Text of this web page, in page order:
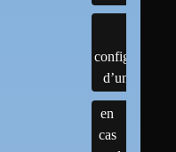
configuration
d’un linux
en
cas